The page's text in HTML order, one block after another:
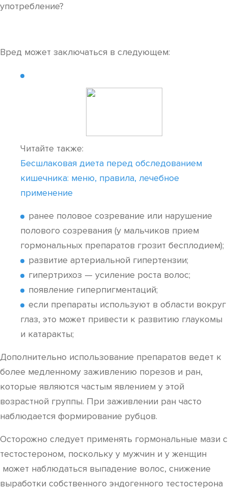
употребление?
Вред может заключаться в следующем:
Читайте также:
Бесшлаковая диета перед обследованием
кишечника: меню, правила, лечебное
применение
ранее половое созревание или нарушение
полового созревания (у мальчиков прием
гормональных препаратов грозит бесплодием);
развитие артериальной гипертензии;
гипертрихоз — усиление роста волос;
появление гиперпигментаций;
если препараты используют в области вокруг
глаз, это может привести к развитию глаукомы
и катаракты;
Дополнительно использование препаратов ведет к
более медленному заживлению порезов и ран,
которые являются частым явлением у этой
возрастной группы. При заживлении ран часто
наблюдается формирование рубцов.
Осторожно следует применять гормональные мази с
тестостероном, поскольку у мужчин и у женщин
может наблюдаться выпадение волос, снижение
выработки собственного эндогенного тестостерона